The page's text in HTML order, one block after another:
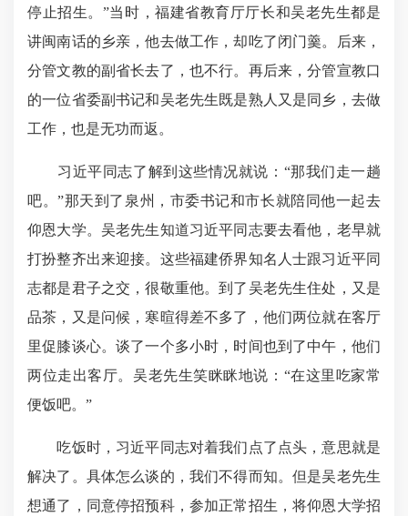
停止招生。”当时，福建省教育厅厅长和吴老先生都是
讲闽南话的乡亲，他去做工作，却吃了闭门羹。后来，
分管文教的副省长去了，也不行。再后来，分管宣教口
的一位省委副书记和吴老先生既是熟人又是同乡，去做
工作，也是无功而返。
习近平同志了解到这些情况就说：“那我们走一趟
吧。”那天到了泉州，市委书记和市长就陪同他一起去
仰恩大学。吴老先生知道习近平同志要去看他，老早就
打扮整齐出来迎接。这些福建侨界知名人士跟习近平同
志都是君子之交，很敬重他。到了吴老先生住处，又是
品茶，又是问候，寒暄得差不多了，他们两位就在客厅
里促膝谈心。谈了一个多小时，时间也到了中午，他们
两位走出客厅。吴老先生笑眯眯地说：“在这里吃家常
便饭吧。”
吃饭时，习近平同志对着我们点了点头，意思就是
解决了。具体怎么谈的，我们不得而知。但是吴老先生
想通了，同意停招预科，参加正常招生，将仰恩大学招